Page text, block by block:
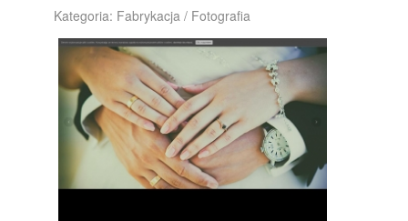
HOBBY
ZAJĘCIA SPORTOWE I REKREACYJNE
FABRYKACJA
INFORMATYCZNE
RESTAURACJE, CATERING
Kategoria: Fabrykacja / Fotografia